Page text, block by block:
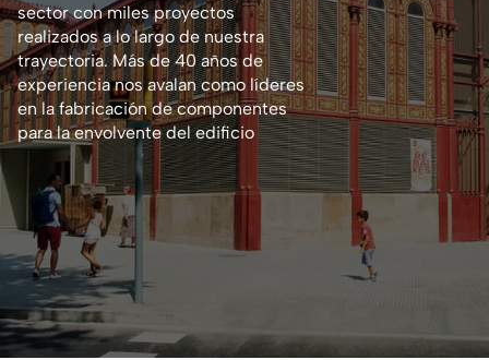
sector con miles proyectos
realizados a lo largo de nuestra
trayectoria. Más de 40 años de
experiencia nos avalan como líderes
en la fabricación de componentes
para la envolvente del edificio